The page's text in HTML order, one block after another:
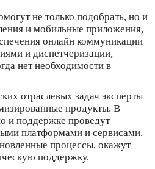
не только подобрать, но и
и мобильные приложения,
онлайн коммуникации
и диспетчеризации,
нет необходимости в
отраслевых задач эксперты
продукты. В
и поддержке проведут
платформами и сервисами,
процессы, окажут
поддержку.